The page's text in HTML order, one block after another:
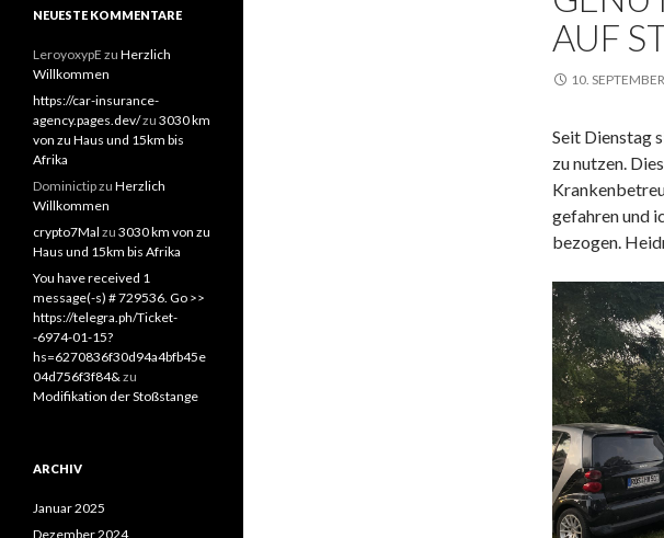
AUF
10.
Seit Dienstag
zu nutzen.
gefahren und
bezogen.
NEUESTE KOMMENTARE
LeroyoxypE zu Herzlich
Willkommen
https://car-insurance-
agency.pages.dev/zu 3030 km
von zu Haus und 15km bis
Afrika
Dominictipzu Herzlich
Willkommen
crypto7Mal zu 3030 km von zu
Haus und 15km bis Afrika
You have received 1
message(-s) # 729536. Go >>
https://telegra.ph/Ticket-
-6974-01-15?
hs=6270836f30d94a4bfb45e
04d756f3f84&zu
Modifikation der Stoßstange
ARCHIV
Januar 2025
Dezember 2024